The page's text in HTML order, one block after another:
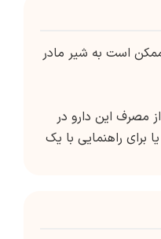
است به شیر مادر
مصرف این دارو در
برای راهنمایی با یک